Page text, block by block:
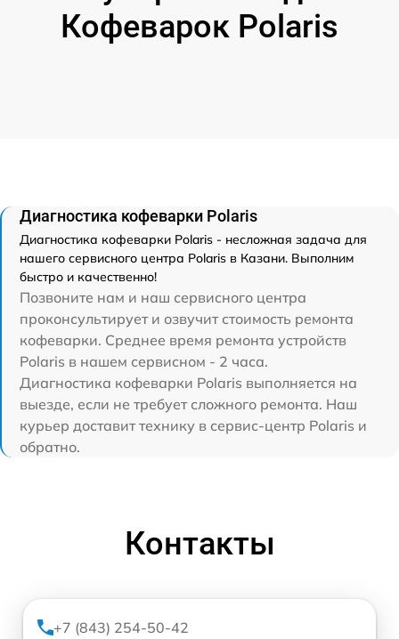
Кофеварок Polaris
Диагностика кофеварки Polaris
Диагностика кофеварки Polaris - несложная задача для
нашего сервисного центра Polaris в Казани. Выполним
быстро и качественно!
Позвоните нам и наш сервисного центра
проконсультирует и озвучит стоимость ремонта
кофеварки. Среднее время ремонта устройств
Polaris в нашем сервисном - 2 часа.
Диагностика кофеварки Polaris выполняется на
выезде, если не требует сложного ремонта. Наш
курьер доставит технику в сервис-центр Polaris и
обратно.
Контакты
+7 (843) 254-50-42